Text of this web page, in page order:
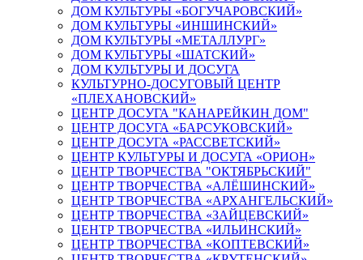
ДОМ КУЛЬТУРЫ «БОГУЧАРОВСКИЙ»
ДОМ КУЛЬТУРЫ «ИНШИНСКИЙ»
ДОМ КУЛЬТУРЫ «МЕТАЛЛУРГ»
ДОМ КУЛЬТУРЫ «ШАТСКИЙ»
ДОМ КУЛЬТУРЫ И ДОСУГА
КУЛЬТУРНО-ДОСУГОВЫЙ ЦЕНТР
«ПЛЕХАНОВСКИЙ»
ЦЕНТР ДОСУГА "КАНАРЕЙКИН ДОМ"
ЦЕНТР ДОСУГА «БАРСУКОВСКИЙ»
ЦЕНТР ДОСУГА «РАССВЕТСКИЙ»
ЦЕНТР КУЛЬТУРЫ И ДОСУГА «ОРИОН»
ЦЕНТР ТВОРЧЕСТВА "ОКТЯБРЬСКИЙ"
ЦЕНТР ТВОРЧЕСТВА «АЛЁШИНСКИЙ»
ЦЕНТР ТВОРЧЕСТВА «АРХАНГЕЛЬСКИЙ»
ЦЕНТР ТВОРЧЕСТВА «ЗАЙЦЕВСКИЙ»
ЦЕНТР ТВОРЧЕСТВА «ИЛЬИНСКИЙ»
ЦЕНТР ТВОРЧЕСТВА «КОПТЕВСКИЙ»